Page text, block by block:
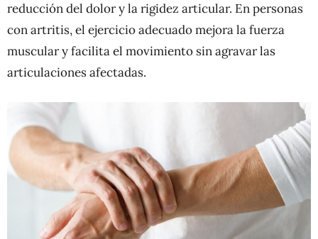
reducción del dolor y la rigidez articular. En personas
con artritis, el ejercicio adecuado mejora la fuerza
muscular y facilita el movimiento sin agravar las
articulaciones afectadas.